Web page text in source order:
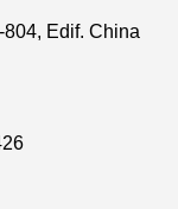
Edif. China